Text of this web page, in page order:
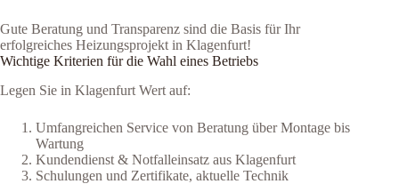
Gute Beratung und Transparenz sind die Basis für Ihr
erfolgreiches Heizungsprojekt in Klagenfurt!
Wichtige Kriterien für die Wahl eines Betriebs
Legen Sie in Klagenfurt Wert auf:
Umfangreichen Service von Beratung über Montage bis
Wartung
Kundendienst & Notfalleinsatz aus Klagenfurt
Schulungen und Zertifikate, aktuelle Technik